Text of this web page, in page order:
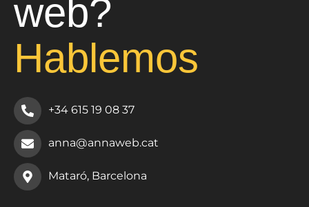
web?
Hablemos
+34 615 19 08 37
anna@annaweb.cat
Mataró, Barcelona